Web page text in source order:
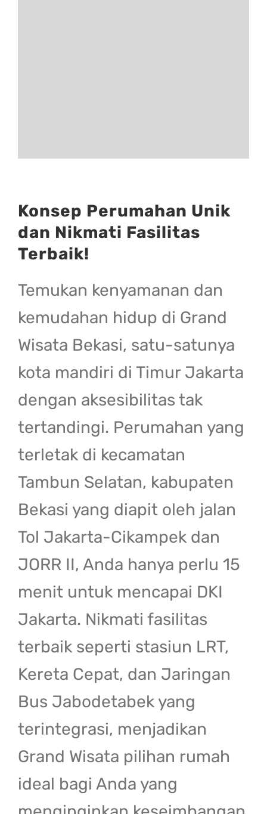
Konsep Perumahan Unik
dan Nikmati Fasilitas
Terbaik!
Temukan kenyamanan dan
kemudahan hidup di Grand
Wisata Bekasi, satu-satunya
kota mandiri di Timur Jakarta
dengan aksesibilitas tak
tertandingi. Perumahan yang
terletak di kecamatan
Tambun Selatan, kabupaten
Bekasi yang diapit oleh jalan
Tol Jakarta-Cikampek dan
JORR II, Anda hanya perlu 15
menit untuk mencapai DKI
Jakarta. Nikmati fasilitas
terbaik seperti stasiun LRT,
Kereta Cepat, dan Jaringan
Bus Jabodetabek yang
terintegrasi, menjadikan
Grand Wisata pilihan rumah
ideal bagi Anda yang